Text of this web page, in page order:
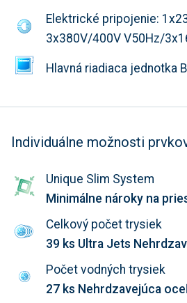
Elektrické pripojenie:
3x380V/400V V50Hz/
Hlavná riadiaca jednotka
Individuálne možnosti
Unique Slim System
Minimálne nároky na
Celkový počet trysiek
39 ks Ultra Jets
Počet vodných trysiek
27 ks Nehrdzavejúca